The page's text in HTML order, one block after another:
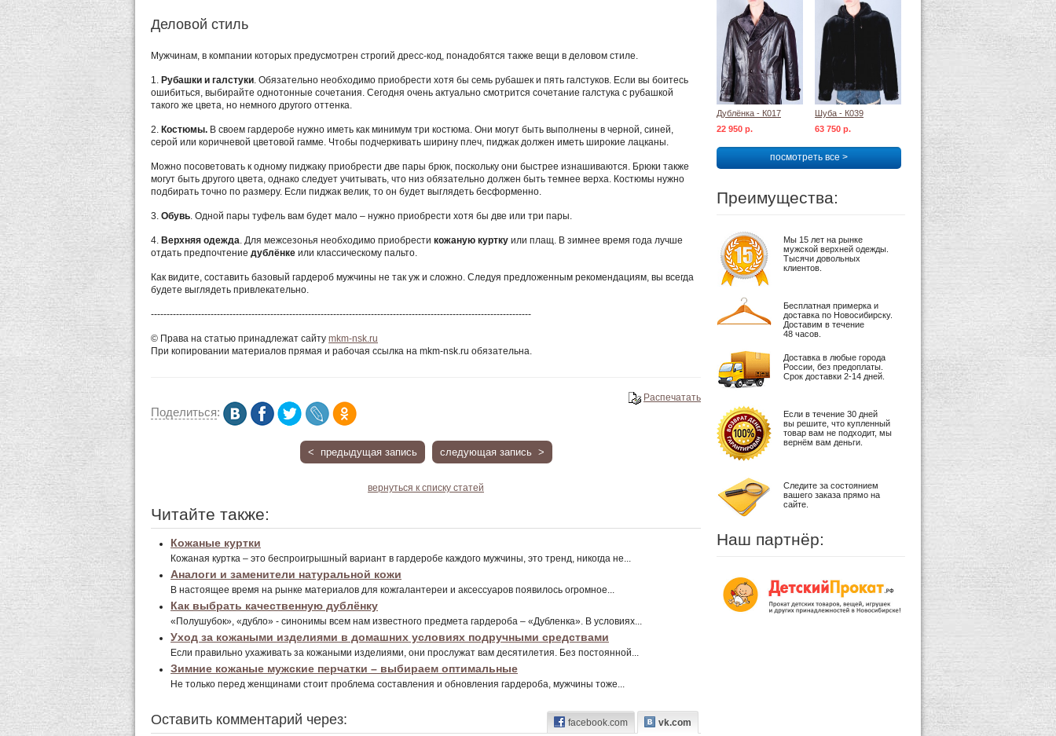
Деловой стиль
Мужчинам, в компании которых предусмотрен строгий дресс-код, понадобятся также вещи в деловом стиле.
1. Рубашки и галстуки. Обязательно необходимо приобрести хотя бы семь рубашек и пять галстуков. Если вы боитесь
ошибиться, выбирайте однотонные сочетания. Сегодня очень актуально смотрится сочетание галстука с рубашкой
такого же цвета, но немного другого оттенка.
2. Костюмы. В своем гардеробе нужно иметь как минимум три костюма. Они могут быть выполнены в черной, синей,
серой или коричневой цветовой гамме. Чтобы подчеркивать ширину плеч, пиджак должен иметь широкие лацканы.
Можно посоветовать к одному пиджаку приобрести две пары брюк, поскольку они быстрее изнашиваются. Брюки также
могут быть другого цвета, однако следует учитывать, что низ обязательно должен быть темнее верха. Костюмы нужно
подбирать точно по размеру. Если пиджак велик, то он будет выглядеть бесформенно.
3. Обувь. Одной пары туфель вам будет мало – нужно приобрести хотя бы две или три пары.
4. Верхняя одежда. Для межсезонья необходимо приобрести кожаную куртку или плащ. В зимнее время года лучше
отдать предпочтение дублёнке или классическому пальто.
Как видите, составить базовый гардероб мужчины не так уж и сложно. Следуя предложенным рекомендациям, вы всегда
будете выглядеть привлекательно.
-------------------------------------------------------------------------------------------------------------------------
© Права на статью принадлежат сайту mkm-nsk.ru
При копировании материалов прямая и рабочая ссылка на mkm-nsk.ru обязательна.
Поделиться:
Распечатать
< предыдущая запись следующая запись >
вернуться к списку статей
Читайте также:
Кожаные куртки
Кожаная куртка – это беспроигрышный вариант в гардеробе каждого мужчины, это тренд, никогда не...
Аналоги и заменители натуральной кожи
В настоящее время на рынке материалов для кожгалантереи и аксессуаров появилось огромное...
Как выбрать качественную дублёнку
«Полушубок», «дубло» - синонимы всем нам известного предмета гардероба – «Дубленка». В условиях...
Уход за кожаными изделиями в домашних условиях подручными средствами
Если правильно ухаживать за кожаными изделиями, они прослужат вам десятилетия. Без постоянной...
Зимние кожаные мужские перчатки – выбираем оптимальные
Не только перед женщинами стоит проблема составления и обновления гардероба, мужчины тоже...
Дублёнка - К017
22 950 р.
Шуба - К039
63 750 р.
посмотреть все >
Преимущества:
Мы 15 лет на рынке
мужской верхней одежды.
Тысячи довольных
клиентов.
Бесплатная примерка и
доставка по Новосибирску.
Доставим в течение
48 часов.
Доставка в любые города
России, без предоплаты.
Срок доставки 2-14 дней.
Если в течение 30 дней
вы решите, что купленный
товар вам не подходит, мы
вернём вам деньги.
Следите за состоянием
вашего заказа прямо на
сайте.
Наш партнёр: